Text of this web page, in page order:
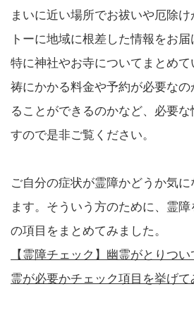
まいに近い場所でお祓いや厄除
トーに地域に根差した情報をお届
特に神社やお寺についてまとめ
祷にかかる料金や予約が必要な
ることができるのかなど、必要な
すので是非ご覧ください。
ご自分の症状が霊障かどうか気
ます。そういう方のために、霊
の項目をまとめてみました。
【霊障チェック】幽霊がとりつ
霊が必要かチェック項目を挙げて